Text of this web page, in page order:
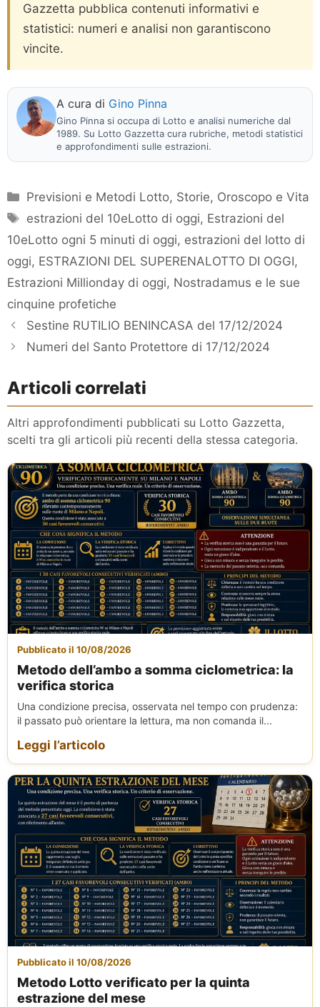
Gazzetta pubblica contenuti informativi e
statistici: numeri e analisi non garantiscono
vincite.
A cura di Gino Pinna
Gino Pinna si occupa di Lotto e analisi numeriche dal
1989. Su Lotto Gazzetta cura rubriche, metodi statistici
e approfondimenti sulle estrazioni.
Categorie
Previsioni e Metodi Lotto, Storie, Oroscopo e Vita
Tag
estrazioni del 10eLotto di oggi, Estrazioni del
10eLotto ogni 5 minuti di oggi, estrazioni del lotto di
oggi, ESTRAZIONI DEL SUPERENALOTTO DI OGGI,
Estrazioni Millionday di oggi, Nostradamus e le sue
cinquine profetiche
Sestine RUTILIO BENINCASA del 17/12/2024
Numeri del Santo Protettore di 17/12/2024
Articoli correlati
Altri approfondimenti pubblicati su Lotto Gazzetta,
scelti tra gli articoli più recenti della stessa categoria.
Pubblicato il 10/08/2026
Metodo dell’ambo a somma ciclometrica: la
verifica storica
Una condizione precisa, osservata nel tempo con prudenza:
il passato può orientare la lettura, ma non comanda il...
Leggi l’articolo
Pubblicato il 10/08/2026
Metodo Lotto verificato per la quinta
estrazione del mese